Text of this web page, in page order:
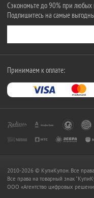
Сэкономьте до 90% при любых
Подпишитесь на самые
Принимаем к оплате:
2010-2026 © КупиКупон. Все
Все права на товарный знак
OOO «Агентство цифровых